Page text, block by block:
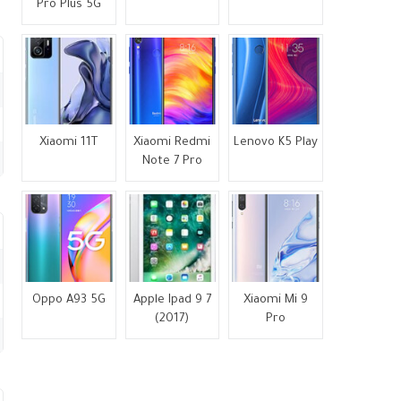
Pro Plus 5G
Xiaomi 11T
Xiaomi Redmi
Note 7 Pro
Lenovo K5 Play
Oppo A93 5G
Apple Ipad 9 7
(2017)
Xiaomi Mi 9
Pro